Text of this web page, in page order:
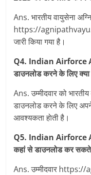
Ans. भारतीय वायुसेना
https://
जारी किया गया है।
Q4. Indian Airforce
डाउनलोड करने के लिए
Ans. उम्मीदवार को
डाउनलोड करने के लिए
आवश्यकता हाेती है।
Q5. Indian Airforce
कहां से डाउनलोड कर
Ans. उम्मीदवार